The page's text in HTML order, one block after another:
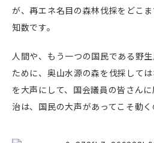
が、再エネ名目の森林伐採をどこ
知数です。
人間や、もう一つの国民である野
ために、奥山水源の森を伐採して
を大声にして、国会議員の皆さん
治は、国民の大声があってこそ動く